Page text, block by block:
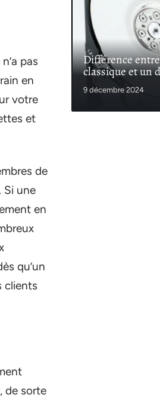
pas
en
votre
et
de
Si une
en
qu’un
clients
de sorte
Différence
classique et un
9 décembre 2024